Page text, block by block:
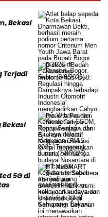
Bekasi
Terjadi
Bekasi
5G di